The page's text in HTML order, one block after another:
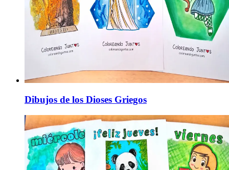
Dibujos de los Dioses Griegos